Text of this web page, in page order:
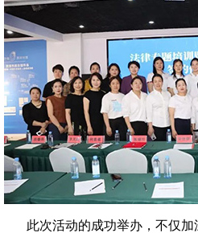
此次活动的成功举办，不仅